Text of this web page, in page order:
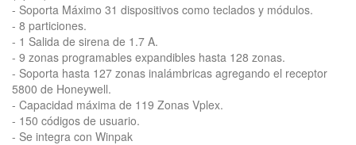
- Soporta Máximo 31 dispositivos como teclados y módulos.
- 8 particiones.
- 1 Salida de sirena de 1.7 A.
- 9 zonas programables expandibles hasta 128 zonas.
- Soporta hasta 127 zonas inalámbricas agregando el receptor
5800 de Honeywell.
- Capacidad máxima de 119 Zonas Vplex.
- 150 códigos de usuario.
- Se integra con Winpak